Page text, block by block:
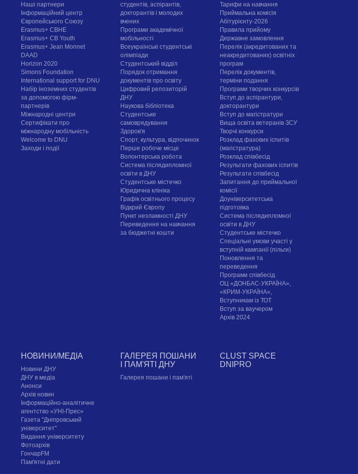
Наші партнери
Інформаційний центр
Європейського Союзу
Erasmus+ CBHE
Erasmus+ CB Youth
Erasmus+ Jean Monnet
DAAD
Horizon 2020
Simons Foundation
International support for DNU
Набір іноземних студентів
за допомогою фірм-
партнерів
Міжнародні центри
Сертифікати про
міжнародну мобільність
Welcome to DNU
Заходи і події
студентів, аспірантів,
докторантів і молодих
вчених
Програми академічної
мобільності
Всеукраїнські студентські
олімпіади
Студентський відділ
Порядок отримання
документів про освіту
Цифровий репозиторій
ДНУ
Наукова бібліотека
Студентське
самоврядування
Здоров'я
Спорт, культура, відпочинок
Перше робоче місце
Волонтерська робота
Система післядипломної
освіти в ДНУ
Cтудентське містечко
Юридична клініка
Графік освітнього процесу
Відкрий Європу
Пункт незламності ДНУ
Переведення на навчання
за бюджетні кошти
Тарифи на навчання
Приймальна комісія
Абітурієнту-2026
Правила прийому
Державне замовлення
Перелік (акредитованих та
неакредитованих) освітніх
програм
Перелік документів,
терміни подання
Програми творчих конкурсiв
Вступ до аспірантури,
докторантури
Вступ до магістратури
Вища освіта ветеранів ЗСУ
Творчі конкурси
Розклад фахових іспитів
(магістратура)
Розклад співбесід
Результати фахових іспитів
Результати співбесід
Запитання до приймальної
комісії
Доуніверситетська
підготовка
Система післядипломної
освіти в ДНУ
Cтудентське містечко
Спеціальні умови участі у
вступній кампанії (пільги)
Поновлення та
переведення
Програми співбесід
ОЦ «ДОНБАС-УКРАЇНА»,
«КРИМ-УКРАЇНА»,
Вступникам із ТОТ
Вступ за ваучером
Архів 2024
НОВИНИ/МЕДІА
Новини ДНУ
ДНУ в медіа
Анонси
Архів новин
Інформаційно-аналітичне
агентство «УНІ-Прес»
Газета "Дніпровський
університет"
Видання університету
Фотоархів
ГончарFM
Пам'ятні дати
ГАЛЕРЕЯ ПОШАНИ
І ПАМ'ЯТІ ДНУ
Галерея пошани і пам'яті
CLUST SPACE
DNIPRO